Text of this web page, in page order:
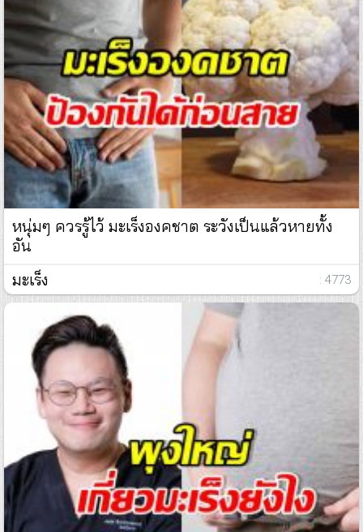
หนุ่มๆ ควรรู้ไว้ มะเร็งองคชาต ระวังเป็นแล้วหายทั้ง
อัน
มะเร็ง
: 4773